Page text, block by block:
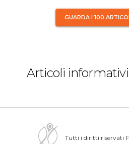
GUARDA I 100
Articoli
Tutti i diritti riservati